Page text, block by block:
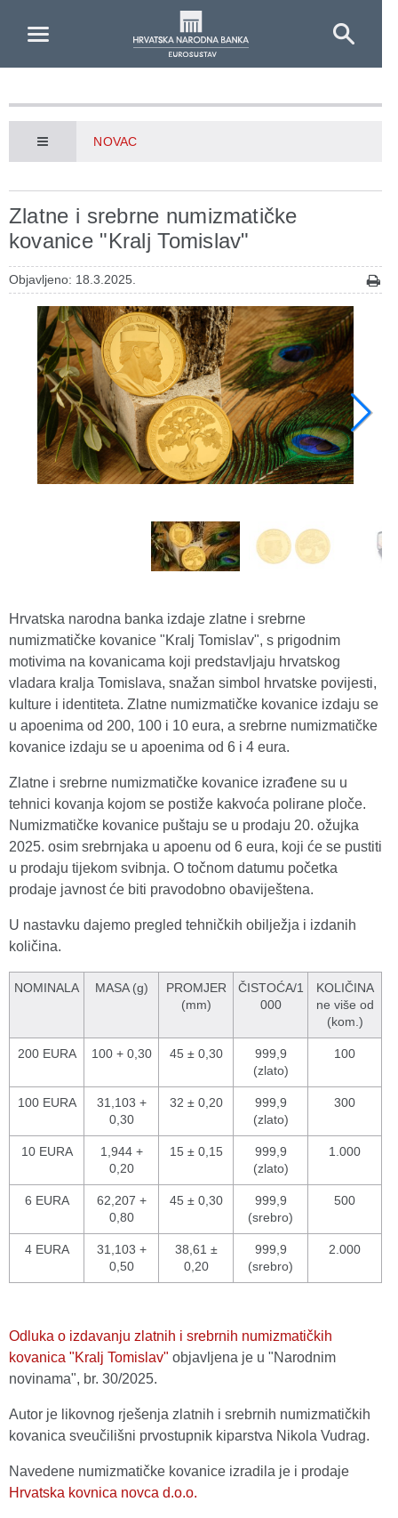
NOVAC
Zlatne i srebrne numizmatičke
kovanice "Kralj Tomislav"
Objavljeno: 18.3.2025.
Hrvatska narodna banka izdaje zlatne i srebrne
numizmatičke kovanice "Kralj Tomislav", s prigodnim
motivima na kovanicama koji predstavljaju hrvatskog
vladara kralja Tomislava, snažan simbol hrvatske povijesti,
kulture i identiteta. Zlatne numizmatičke kovanice izdaju se
u apoenima od 200, 100 i 10 eura, a srebrne numizmatičke
kovanice izdaju se u apoenima od 6 i 4 eura.
Zlatne i srebrne numizmatičke kovanice izrađene su u
tehnici kovanja kojom se postiže kakvoća polirane ploče.
Numizmatičke kovanice puštaju se u prodaju 20. ožujka
2025. osim srebrnjaka u apoenu od 6 eura, koji će se pustiti
u prodaju tijekom svibnja. O točnom datumu početka
prodaje javnost će biti pravodobno obaviještena.
U nastavku dajemo pregled tehničkih obilježja i izdanih
količina.
NOMINALA MASA (g)
PROMJER
(mm)
ČISTOĆA/1
000
KOLIČINA
ne više od
(kom.)
200 EURA 100 + 0,30 45 ± 0,30
999,9
(zlato)
100
100 EURA
31,103 +
0,30
32 ± 0,20
999,9
(zlato)
300
10 EURA
1,944 +
0,20
15 ± 0,15
999,9
(zlato)
1.000
6 EURA
62,207 +
0,80
45 ± 0,30
999,9
(srebro)
500
4 EURA
31,103 +
0,50
38,61 ±
0,20
999,9
(srebro)
2.000
Odluka o izdavanju zlatnih i srebrnih numizmatičkih
kovanica "Kralj Tomislav" objavljena je u "Narodnim
novinama", br. 30/2025.
Autor je likovnog rješenja zlatnih i srebrnih numizmatičkih
kovanica sveučilišni prvostupnik kiparstva Nikola Vudrag.
Navedene numizmatičke kovanice izradila je i prodaje
Hrvatska kovnica novca d.o.o.